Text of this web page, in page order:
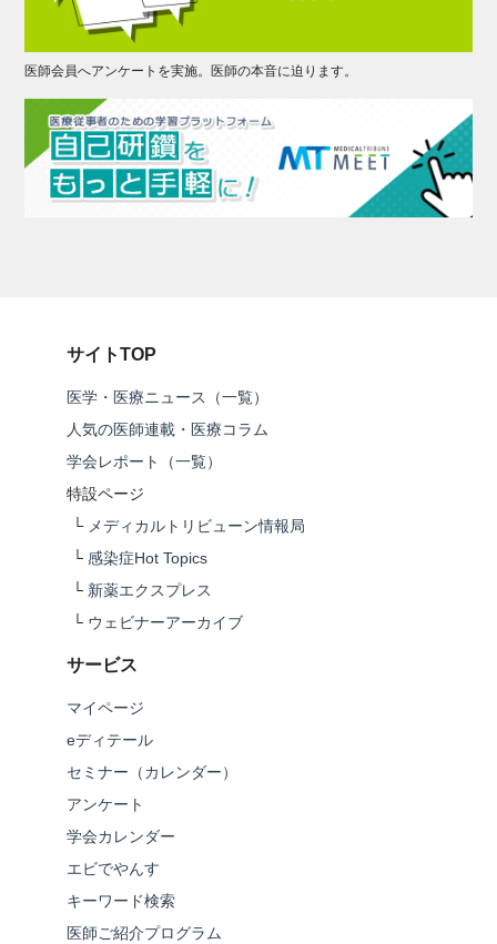
医師会員へアンケートを実施。医師の本音に迫ります。
サイトTOP
医学・医療ニュース（一覧）
人気の医師連載・医療コラム
学会レポート（一覧）
特設ページ
└ メディカルトリビューン情報局
└ 感染症Hot Topics
└ 新薬エクスプレス
└ ウェビナーアーカイブ
サービス
マイページ
eディテール
セミナー（カレンダー）
アンケート
学会カレンダー
エビでやんす
キーワード検索
医師ご紹介プログラム